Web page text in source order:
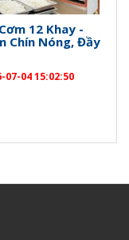
12 Khay -
Chín Nóng, Đầy
07-04 15:02:50